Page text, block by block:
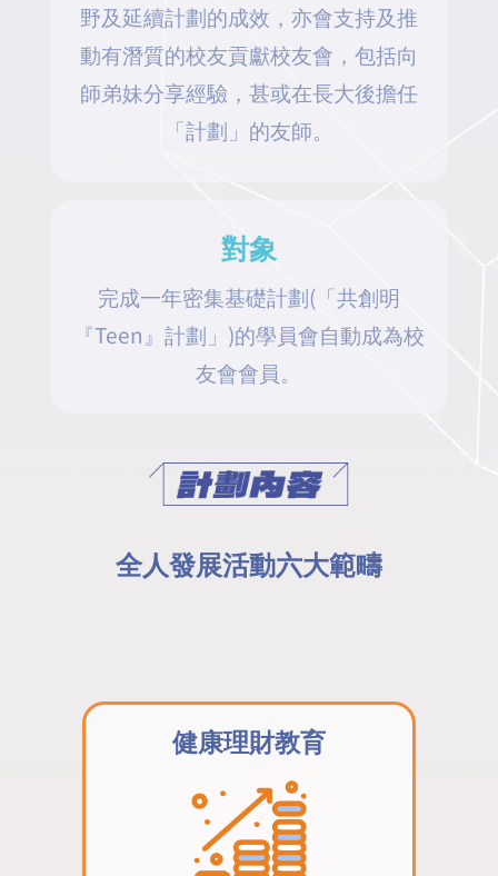
野及延續計劃的成效，亦會支持及推
動有潛質的校友貢獻校友會，包括向
師弟妹分享經驗，甚或在長大後擔任
「計劃」的友師。
對象
完成一年密集基礎計劃(「共創明
『Teen』計劃」)的學員會自動成為校
友會會員。
全人發展活動六大範疇
健康理財教育